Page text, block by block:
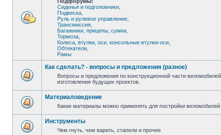
Сиденья и подголовники
Подвеска
Руль и рулевое управление
Трансмиссия
Багажники, прицепы, сумки
Тормоза
Колеса, втулки, оси, консольные втулки-оси
Обтекатели
Рамы
Как сделать? - вопросы и предложения (разное)
Вопросы и предложения по конструкционной части
изготовления будущих проектов.
Материаловедение
Какие материалы можно применять для постройки
Инструменты
Чем гнуть, чем варить, стапели и прочее